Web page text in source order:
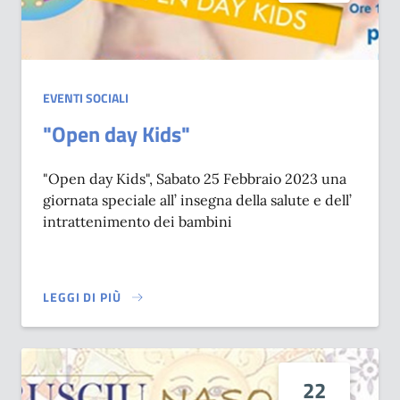
EVENTI SOCIALI
"Open day Kids"
"Open day Kids", Sabato 25 Febbraio 2023 una
giornata speciale all’ insegna della salute e dell’
intrattenimento dei bambini
LEGGI DI PIÙ
SU "OPEN DAY KIDS"
22